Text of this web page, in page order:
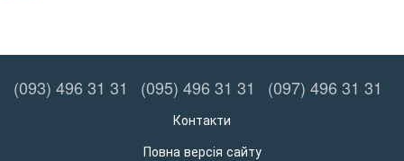
(093) 496 31 31 (095) 496 31 31 (097) 496 31 31
Контакти
Повна версія сайту